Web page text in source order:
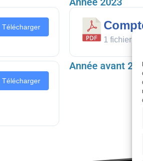
Télécharger
Télécharger
1 fichier·s
Année avant